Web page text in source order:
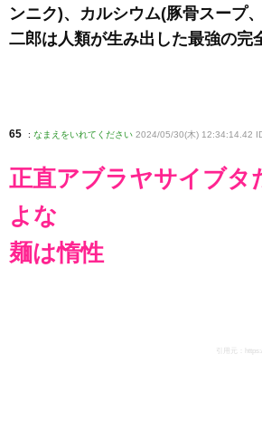
ンニク)、カルシウム(豚骨スープ
二郎は人類が生み出した最強の完
65 : なまえをいれてください 2024/05/30(木) 12:34:14.42
正直アブラヤサイブタ
よな
麺は惰性
引用元：